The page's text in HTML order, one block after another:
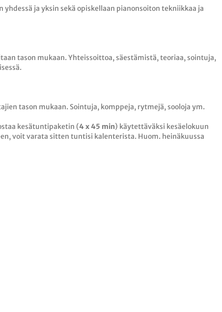
ja yksin sekä opiskellaan pianonsoiton tekniikkaa ja
tason mukaan. Yhteissoittoa, säestämistä, teoriaa, sointuja,
tason mukaan. Sointuja, komppeja, rytmejä, sooloja ym.
kesätuntipaketin (4 x 45 min) käytettäväksi kesäelokuun
voit varata sitten tuntisi kalenterista. Huom. heinäkuussa